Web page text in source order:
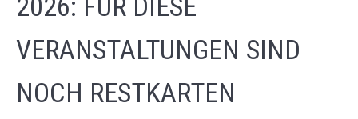
2026: FÜR DIESE
VERANSTALTUNGEN SIND
NOCH RESTKARTEN